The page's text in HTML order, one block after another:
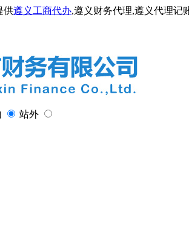
供遵义工商代办,遵义财务代理,遵义代理记
站外